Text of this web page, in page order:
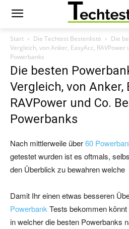
Start Die Techtest Bestenliste
Die
Vergleich, von Anker, EasyAcc, RAVPower
Powerbanks
Die besten
Vergleich, von Anker,
RAVPower und Co.
Powerbanks
Nach mittlerweile über60
getestet wurden ist es oftmals,
den Überblick zu bewahren welche
Damit Ihr einen etwas besseren
Powerbank Tests bekommen
in welcher die besten Powerbanks